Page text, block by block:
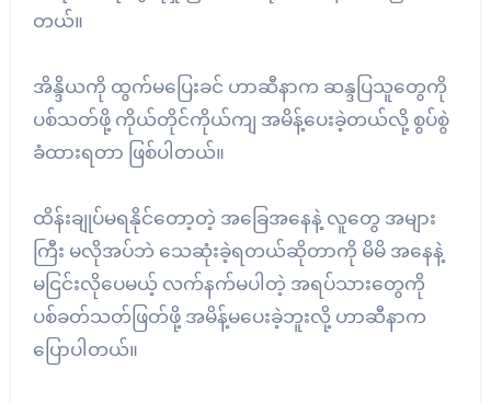
တယ်။
အိန္ဒိယကို ထွက်မပြေးခင် ဟာဆီနာက ဆန္ဒပြသူတွေကို
ပစ်သတ်ဖို့ ကိုယ်တိုင်ကိုယ်ကျ အမိန့်ပေးခဲ့တယ်လို့ စွပ်စွဲ
ခံထားရတာ ဖြစ်ပါတယ်။
ထိန်းချုပ်မရနိုင်တော့တဲ့ အခြေအနေနဲ့ လူတွေ အများ
ကြီး မလိုအပ်ဘဲ သေဆုံးခဲ့ရတယ်ဆိုတာကို မိမိ အနေနဲ့
မငြင်းလိုပေမယ့် လက်နက်မပါတဲ့ အရပ်သားတွေကို
ပစ်ခတ်သတ်ဖြတ်ဖို့ အမိန့်မပေးခဲ့ဘူးလို့ ဟာဆီနာက
ပြောပါတယ်။